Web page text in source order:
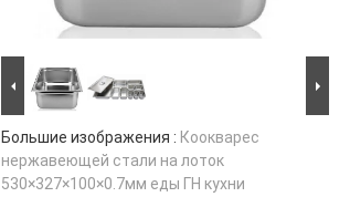
Большие изображения : Коокварес
нержавеющей стали на лоток
530×327×100×0.7мм еды ГН кухни